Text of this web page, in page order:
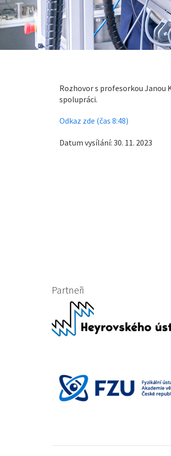
Rozhovor s profesorkou Janou
spolupráci.
Odkaz zde (čas 8:48)
Datum vysílání: 30. 11. 2023
Partneři